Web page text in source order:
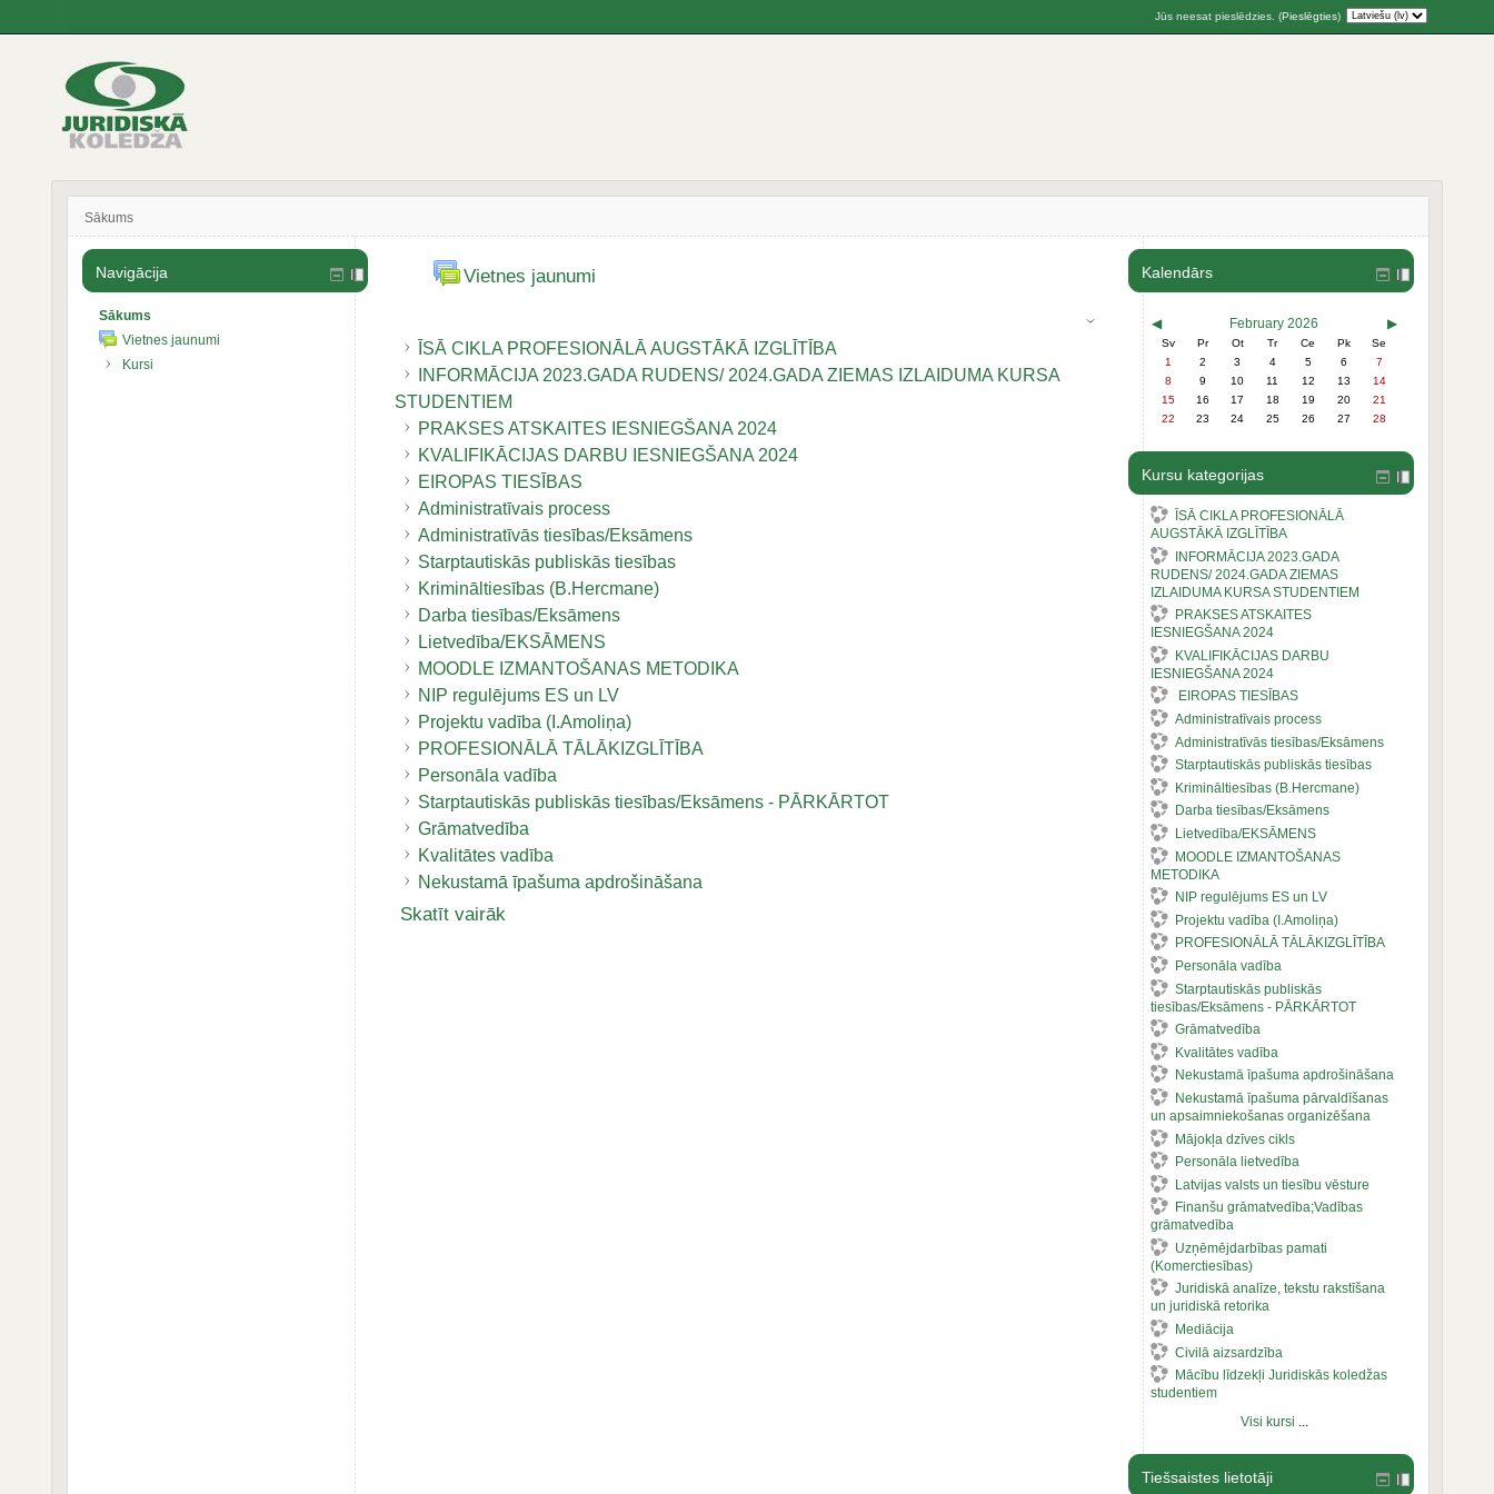
Jūs neesat pieslēdzies. (Pieslēgties)
Sākums
Vietnes jaunumi
ĪSĀ CIKLA PROFESIONĀLĀ AUGSTĀKĀ IZGLĪTĪBA
INFORMĀCIJA 2023.GADA RUDENS/ 2024.GADA ZIEMAS IZLAIDUMA KURSA
STUDENTIEM
PRAKSES ATSKAITES IESNIEGŠANA 2024
KVALIFIKĀCIJAS DARBU IESNIEGŠANA 2024
EIROPAS TIESĪBAS
Administratīvais process
Administratīvās tiesības/Eksāmens
Starptautiskās publiskās tiesības
Krimināltiesības (B.Hercmane)
Darba tiesības/Eksāmens
Lietvedība/EKSĀMENS
MOODLE IZMANTOŠANAS METODIKA
NIP regulējums ES un LV
Projektu vadība (I.Amoliņa)
PROFESIONĀLĀ TĀLĀKIZGLĪTĪBA
Personāla vadība
Starptautiskās publiskās tiesības/Eksāmens - PĀRKĀRTOT
Grāmatvedība
Kvalitātes vadība
Nekustamā īpašuma apdrošināšana
Skatīt vairāk
Navigācija
Sākums
Vietnes jaunumi
Kursi
Kalendārs
◀ February 2026 ▶
Sv Pr Ot Tr Ce Pk
Se
1
2 3 4 5 6
7
8
9 10 11 12 13
14
15
16 17 18 19 20
21
22
23 24 25 26 27 28
Kursu kategorijas
ĪSĀ CIKLA PROFESIONĀLĀ
AUGSTĀKĀ IZGLĪTĪBA
INFORMĀCIJA 2023.GADA
RUDENS/ 2024.GADA ZIEMAS
IZLAIDUMA KURSA STUDENTIEM
PRAKSES ATSKAITES
IESNIEGŠANA 2024
KVALIFIKĀCIJAS DARBU
IESNIEGŠANA 2024
EIROPAS TIESĪBAS
Administratīvais process
Administratīvās tiesības/Eksāmens
Starptautiskās publiskās tiesības
Krimināltiesības (B.Hercmane)
Darba tiesības/Eksāmens
Lietvedība/EKSĀMENS
MOODLE IZMANTOŠANAS
METODIKA
NIP regulējums ES un LV
Projektu vadība (I.Amoliņa)
PROFESIONĀLĀ TĀLĀKIZGLĪTĪBA
Personāla vadība
Starptautiskās publiskās
tiesības/Eksāmens - PĀRKĀRTOT
Grāmatvedība
Kvalitātes vadība
Nekustamā īpašuma apdrošināšana
Nekustamā īpašuma pārvaldīšanas
un apsaimniekošanas organizēšana
Mājokļa dzīves cikls
Personāla lietvedība
Latvijas valsts un tiesību vēsture
Finanšu grāmatvedība;Vadības
grāmatvedība
Uzņēmējdarbības pamati
(Komerctiesības)
Juridiskā analīze, tekstu rakstīšana
un juridiskā retorika
Mediācija
Civilā aizsardzība
Mācību līdzekļi Juridiskās koledžas
studentiem
Visi kursi ...
Tiešsaistes lietotāji